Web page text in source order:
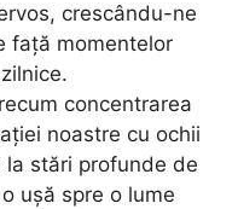
crescându-ne
față momentelor
concentrarea
noastre cu ochii
stări profunde de
ușă spre o lume